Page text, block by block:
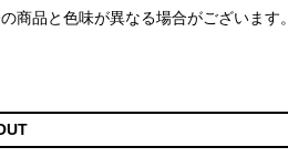
商品と色味が異なる場合がございます。